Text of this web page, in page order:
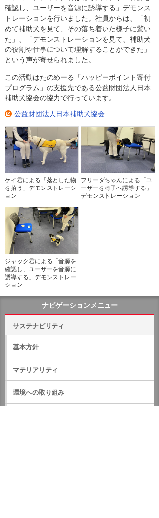
確認し、ユーザーを音源に誘導する」デモンス
トレーションを行いました。社員からは、「初
めて補助犬を見て、その落ち着いた様子に驚い
た」、「デモンストレーションを見て、補助犬
の役割や仕事について理解することができた」
という声が寄せられました。
この活動はたのめーる「ハッピーポイント寄付
プログラム」の支援先である公益財団法人日本
補助犬協会の協力で行っています。
公益財団法人日本補助犬協会
ケイ君による「落とした物
を拾う」デモンストレーシ
ョン
フリーダちゃんによる「ユ
ーザーを椅子へ誘導する」
デモンストレーション
ジャック君による「音源を
確認し、ユーザーを音源に
誘導する」デモンストレー
ション
ナビゲーションメニュー
サステナビリティ
基本方針
マテリアリティ
環境への取り組み